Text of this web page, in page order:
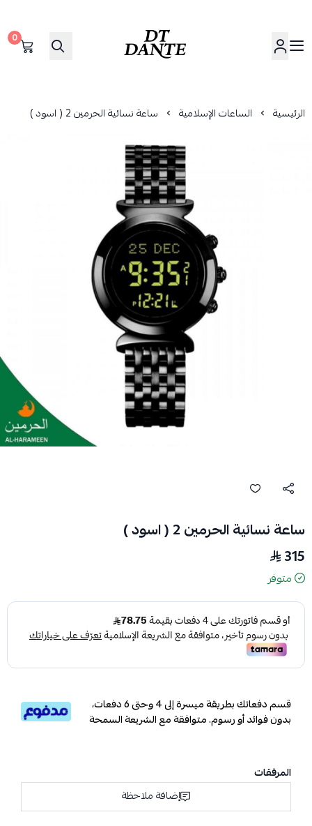
دانتي | DANTE
0
الرئيسية الساعات الإسلامية ساعة نسائية الحرمين 2 ( اسود )
ساعة نسائية الحرمين 2 ( اسود )
315
متوفر
قسم دفعاتك بطريقة ميسرة إلى 4 وحتى 6 دفعات،
بدون فوائد أو رسوم. متوافقة مع الشريعة السمحة
المرفقات
إضافة ملاحظة